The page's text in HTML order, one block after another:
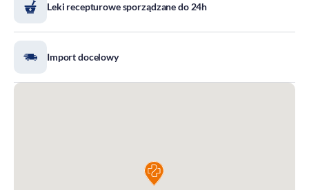
Standardy Ochrony Małoletnich
Tradycja aptekarstwa
Kodeks Etyki
Leki recepturowe sporządzane do 24h
Import docelowy